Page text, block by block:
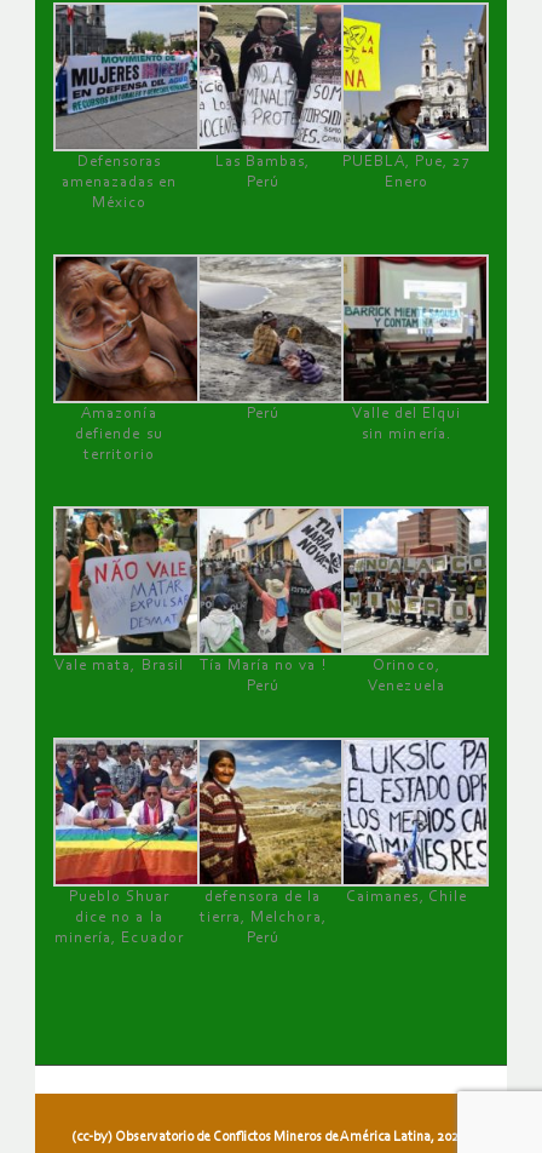
Defensoras
amenazadas en
México
Las Bambas,
Perú
PUEBLA, Pue, 27
Enero
Amazonía
defiende su
territorio
Perú
Valle del Elqui
sin minería.
Vale mata, Brasil
Tía María no va !
Perú
Orinoco,
Venezuela
Pueblo Shuar
dice no a la
minería, Ecuador
defensora de la
tierra, Melchora,
Perú
Caimanes, Chile
(cc-by) Observatorio de Conflictos Mineros de América Latina, 2026